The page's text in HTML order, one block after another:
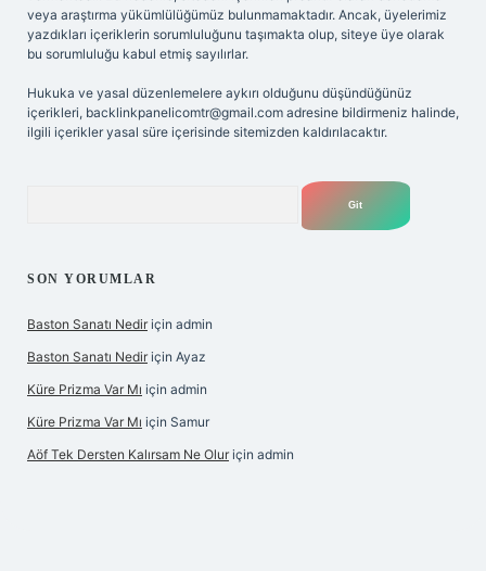
veya araştırma yükümlülüğümüz bulunmamaktadır. Ancak, üyelerimiz
yazdıkları içeriklerin sorumluluğunu taşımakta olup, siteye üye olarak
bu sorumluluğu kabul etmiş sayılırlar.
Hukuka ve yasal düzenlemelere aykırı olduğunu düşündüğünüz
içerikleri, backlinkpanelicomtr@gmail.com adresine bildirmeniz halinde,
ilgili içerikler yasal süre içerisinde sitemizden kaldırılacaktır.
SON YORUMLAR
Baston Sanatı Nedir için admin
Baston Sanatı Nedir için Ayaz
Küre Prizma Var Mı için admin
Küre Prizma Var Mı için Samur
Aöf Tek Dersten Kalırsam Ne Olur için admin